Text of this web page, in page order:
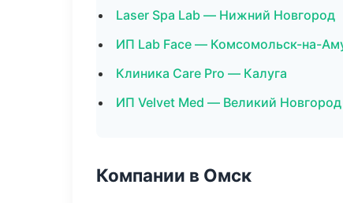
Laser Spa Lab — Нижний Новгород
ИП Lab Face — Комсомольск-на-
Клиника Care Pro — Калуга
ИП Velvet Med — Великий Новгород
Компании в Омск